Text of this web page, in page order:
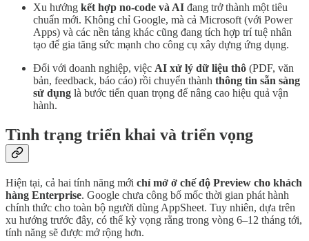
Xu hướng kết hợp no-code và AI đang trở thành một tiêu
chuẩn mới. Không chỉ Google, mà cả Microsoft (với Power
Apps) và các nền tảng khác cũng đang tích hợp trí tuệ nhân
tạo để gia tăng sức mạnh cho công cụ xây dựng ứng dụng.
Đối với doanh nghiệp, việc AI xử lý dữ liệu thô (PDF, văn
bản, feedback, báo cáo) rồi chuyển thành thông tin sẵn sàng
sử dụng là bước tiến quan trọng để nâng cao hiệu quả vận
hành.
Tình trạng triển khai và triển vọng
Hiện tại, cả hai tính năng mới chỉ mở ở chế độ Preview cho khách
hàng Enterprise. Google chưa công bố mốc thời gian phát hành
chính thức cho toàn bộ người dùng AppSheet. Tuy nhiên, dựa trên
xu hướng trước đây, có thể kỳ vọng rằng trong vòng 6–12 tháng tới,
tính năng sẽ được mở rộng hơn.